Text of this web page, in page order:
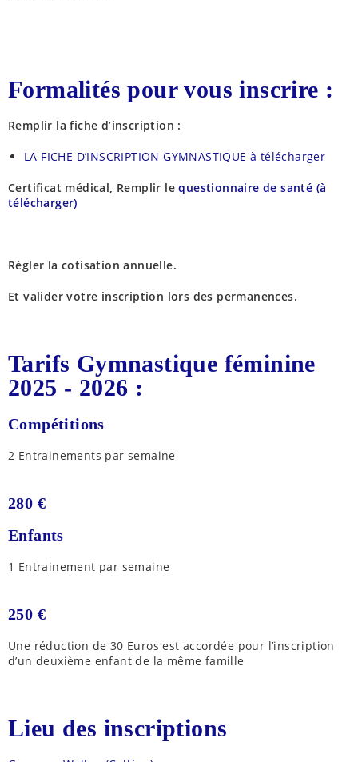
Formalités pour vous inscrire :
Remplir la fiche d’inscription :
LA FICHE D’INSCRIPTION GYMNASTIQUE à télécharger
Certificat médical, Remplir lequestionnaire de santé (à
télécharger)
Régler la cotisation annuelle.
Et valider votre inscription lors des permanences.
Tarifs Gymnastique féminine
2025 - 2026 :
Compétitions
2 Entrainements par semaine
280 €
Enfants
1 Entrainement par semaine
250 €
Une réduction de 30 Euros est accordée pour l’inscription
d’un deuxième enfant de la même famille
Lieu des inscriptions